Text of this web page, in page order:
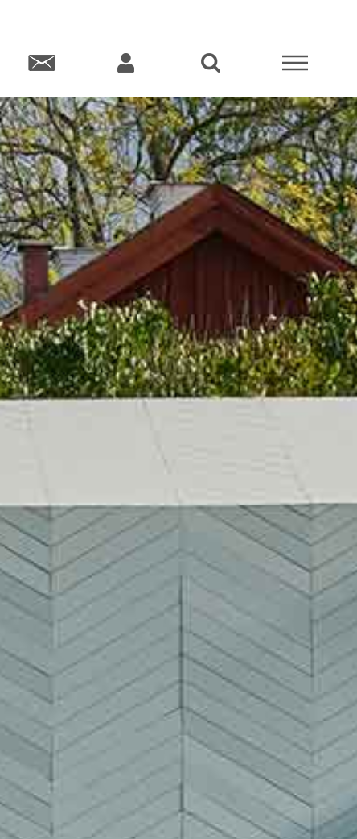
KONTO SÖK MENY